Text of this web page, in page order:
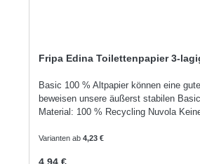
Fripa Edina Toilettenpapier 3-
Basic 100 % Altpapier können eine
beweisen unsere äußerst stabilen
Material: 100 % Recycling Nuvola Keine Kompromisse
Tissue sind sie gut für die Umwelt und
Varianten ab4,23 €
Regulärer Preis: